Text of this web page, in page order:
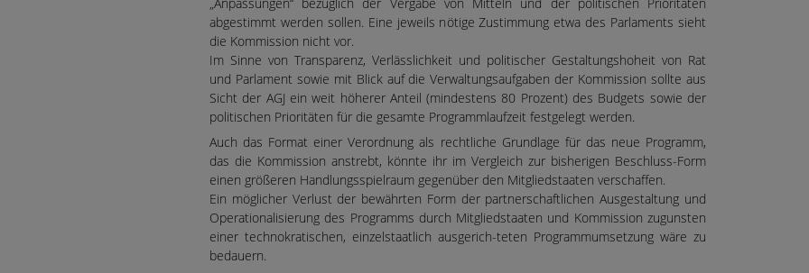
abgestimmt werden sollen. Eine jeweils nötige Zustimmung etwa des Parlaments sieht
die Kommission nicht vor.
Im Sinne von Transparenz, Verlässlichkeit und politischer Gestaltungshoheit von Rat
und Parlament sowie mit Blick auf die Verwaltungsaufgaben der Kommission sollte aus
Sicht der AGJ ein weit höherer Anteil (mindestens 80 Prozent) des Budgets sowie der
politischen Prioritäten für die gesamte Programmlaufzeit festgelegt werden.
Auch das Format einer Verordnung als rechtliche Grundlage für das neue Programm,
das die Kommission anstrebt, könnte ihr im Vergleich zur bisherigen Beschluss-Form
einen größeren Handlungsspielraum gegenüber den Mitgliedstaaten verschaffen.
Ein möglicher Verlust der bewährten Form der partnerschaftlichen Ausgestaltung und
Operationalisierung des Programms durch Mitgliedstaaten und Kommission zugunsten
einer technokratischen, einzelstaatlich ausgerich-teten Programmumsetzung wäre zu
bedauern.